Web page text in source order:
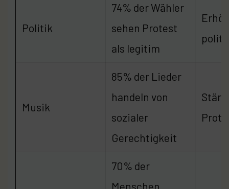
Politik
74% der Wähler
sehen Protest
als legitim
Musik
85% der Lieder
handeln von
sozialer
Gerechtigkeit
70% der
Menschen